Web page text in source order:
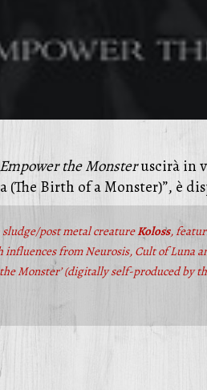
Empower the Monsteruscirà in
(The Birth of a Monster)”, è
sludge/post metal creatureKoloss,
from Neurosis, Cult of Luna
Monster’ (digitally self-produced by